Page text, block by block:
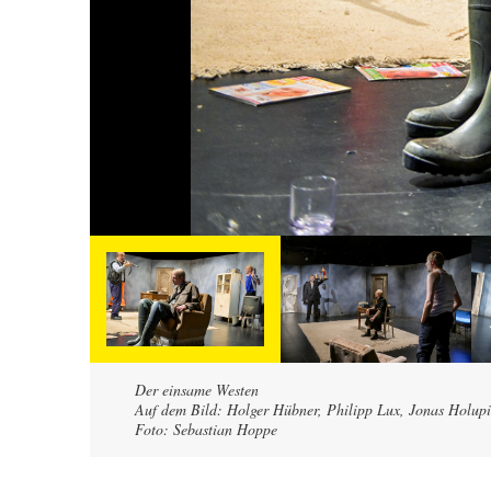
Der einsame Westen
Auf dem Bild: Holger Hübner, Philipp Lux, Jonas
Foto: Sebastian Hoppe